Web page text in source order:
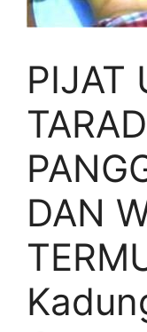
PIJAT
DAN